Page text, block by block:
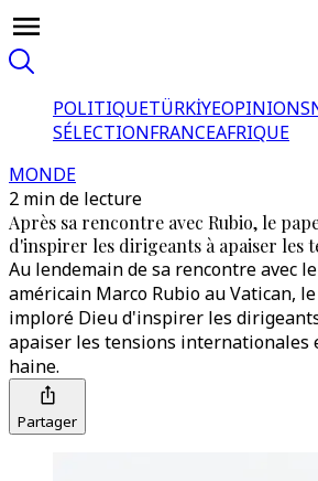
POLITIQUETÜRKİYEOPINIONS
SÉLECTIONFRANCEAFRIQUE
MONDE
2 min de lecture
Après sa rencontre avec Rubio, le
d'inspirer les dirigeants à apaiser les
Au lendemain de sa rencontre avec
américain Marco Rubio au Vatican,
imploré Dieu d'inspirer les
apaiser les tensions internationales
haine.
Partager